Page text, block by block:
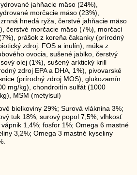
jahňacie mäso (24%),
morčacie mäso (23%),
hnedá ryža, čerstvé jahňacie mäso
čerstvé morčacie mäso (7%), morčací
prášok z koreňa čakanky (prírodný
zdroj: FOS a inulín), múka z
ovocia, sušené jablko, čerstvý
olej (1%), sušený arktický krill
zdroj EPA a DHA, 1%), pivovarské
(prírodný zdroj MOS), glukozamín
mg/kg), chondroitín sulfát (1000
MSM (metylsul)
bielkoviny 29%; Surová vláknina 3%;
tuk 18%; surový popol 7,5%; vlhkosť
vápnik 1,4%; fosfor 1%; Omega 6 mastné
3,2%; Omega 3 mastné kyseliny